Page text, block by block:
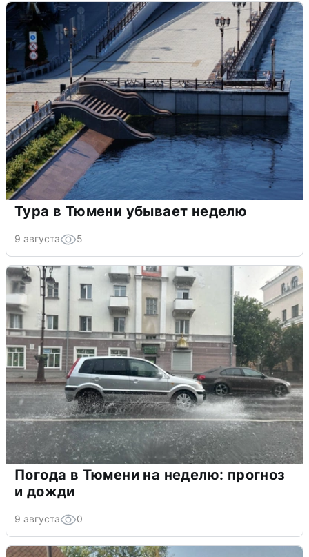
Тура в Тюмени убывает неделю
9 августа 5
Погода в Тюмени на неделю: прогноз
и дожди
9 августа 0